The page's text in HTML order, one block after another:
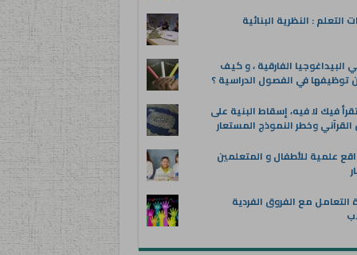
التعلم : النظرية البنائية
البيداغوجيا الفارقية ، و كيف
توظيفها في الفصول الدراسية ؟
فيك لا فيه، إسقاط البنية على
وخطر النموذج المستعار
علمية للأطفال و المتعلمين
التعامل مع الفروق الفردية